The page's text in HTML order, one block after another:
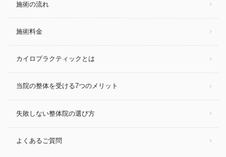
施術の流れ
施術料金
カイロプラクティックとは
当院の整体を受ける7つのメリット
失敗しない整体院の選び方
よくあるご質問